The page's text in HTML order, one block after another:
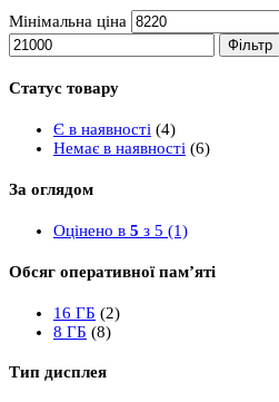
Мінімальна ціна
Фільтр
Статус товару
Є в наявності (4)
Немає в наявності (6)
За оглядом
Оцінено в 5 з 5 (1)
Обсяг оперативної пам’яті
16 ГБ (2)
8 ГБ (8)
Тип дисплея